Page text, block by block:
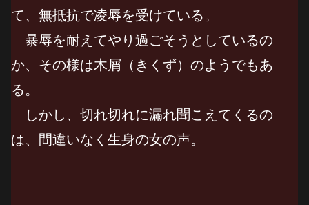
て、無抵抗で凌辱を受けている。
暴辱を耐えてやり過ごそうとしているの
か、その様は木屑（きくず）のようでもあ
る。
しかし、切れ切れに漏れ聞こえてくるの
は、間違いなく生身の女の声。